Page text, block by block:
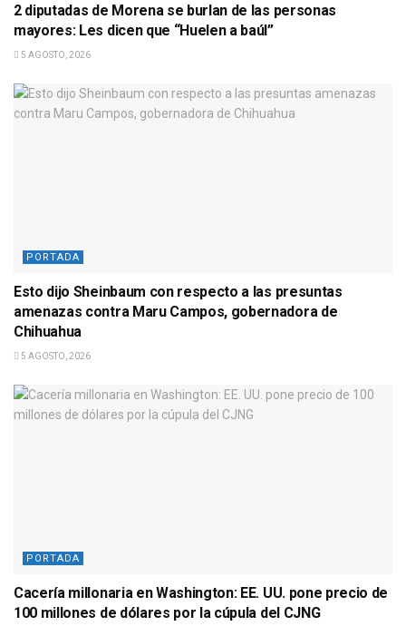
2 diputadas de Morena se burlan de las personas
mayores: Les dicen que “Huelen a baúl”
5 AGOSTO, 2026
PORTADA
Esto dijo Sheinbaum con respecto a las presuntas
amenazas contra Maru Campos, gobernadora de
Chihuahua
5 AGOSTO, 2026
PORTADA
Cacería millonaria en Washington: EE. UU. pone precio de
100 millones de dólares por la cúpula del CJNG